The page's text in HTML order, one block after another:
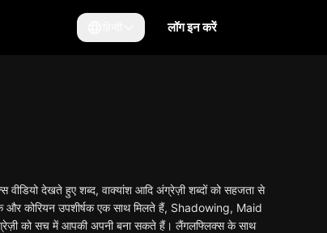
लॉग इन करें
देखते हुए शब्द, वाक्यांश आदि अंग्रेज़ी शब्दों को सहजता से
और कोरियन उपशीर्षक एक साथ मिलते हैं, Shadowing, Maid
अंग्रेज़ी को सच में आपकी अपनी बना सकते हैं। लैंगलफ्लिक्स के साथ